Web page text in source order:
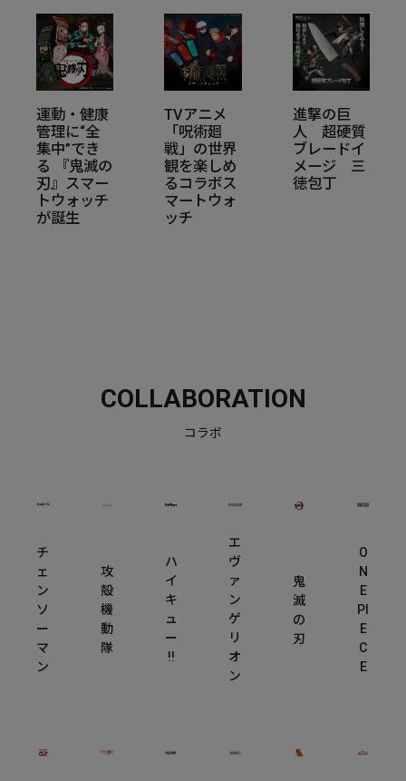
運動・健康
管理に“全
集中”でき
る 『鬼滅の
刃』スマー
トウォッチ
が誕生
TVアニメ
「呪術廻
戦」の世界
観を楽しめ
るコラボス
マートウォ
ッチ
進撃の巨
人 超硬質
ブレードイ
メージ 三
徳包丁
COLLABORATION
コラボ
チ
ェ
ン
ソ
ー
マ
ン
攻
殻
機
動
隊
ハ
イ
キ
ュ
ー
!!
エ
ヴ
ァ
ン
ゲ
リ
オ
ン
鬼
滅
の
刃
O
N
E
PI
E
C
E